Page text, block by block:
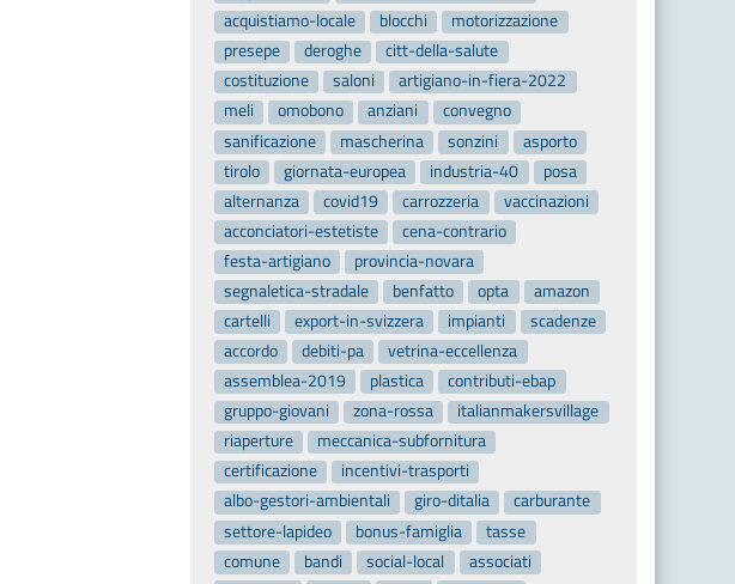
acquistiamo-locale
blocchi
motorizzazione
presepe
deroghe
citt-della-salute
costituzione
saloni
artigiano-in-fiera-2022
meli
omobono anziani
convegno
sanificazione
mascherina sonzini
asporto
tirolo
giornata-europea industria-40
posa
alternanza
covid19 carrozzeria
vaccinazioni
acconciatori-estetiste
cena-contrario
festa-artigiano
provincia-novara
segnaletica-stradale
benfatto opta
amazon
cartelli
export-in-svizzera impianti
scadenze
accordo
debiti-pa
vetrina-eccellenza
assemblea-2019
plastica
contributi-ebap
gruppo-giovani
zona-rossa
italianmakersvillage
riaperture
meccanica-subfornitura
certificazione
incentivi-trasporti
albo-gestori-ambientali
giro-ditalia
carburante
settore-lapideo
bonus-famiglia
tasse
comune
bandi social-local
associati